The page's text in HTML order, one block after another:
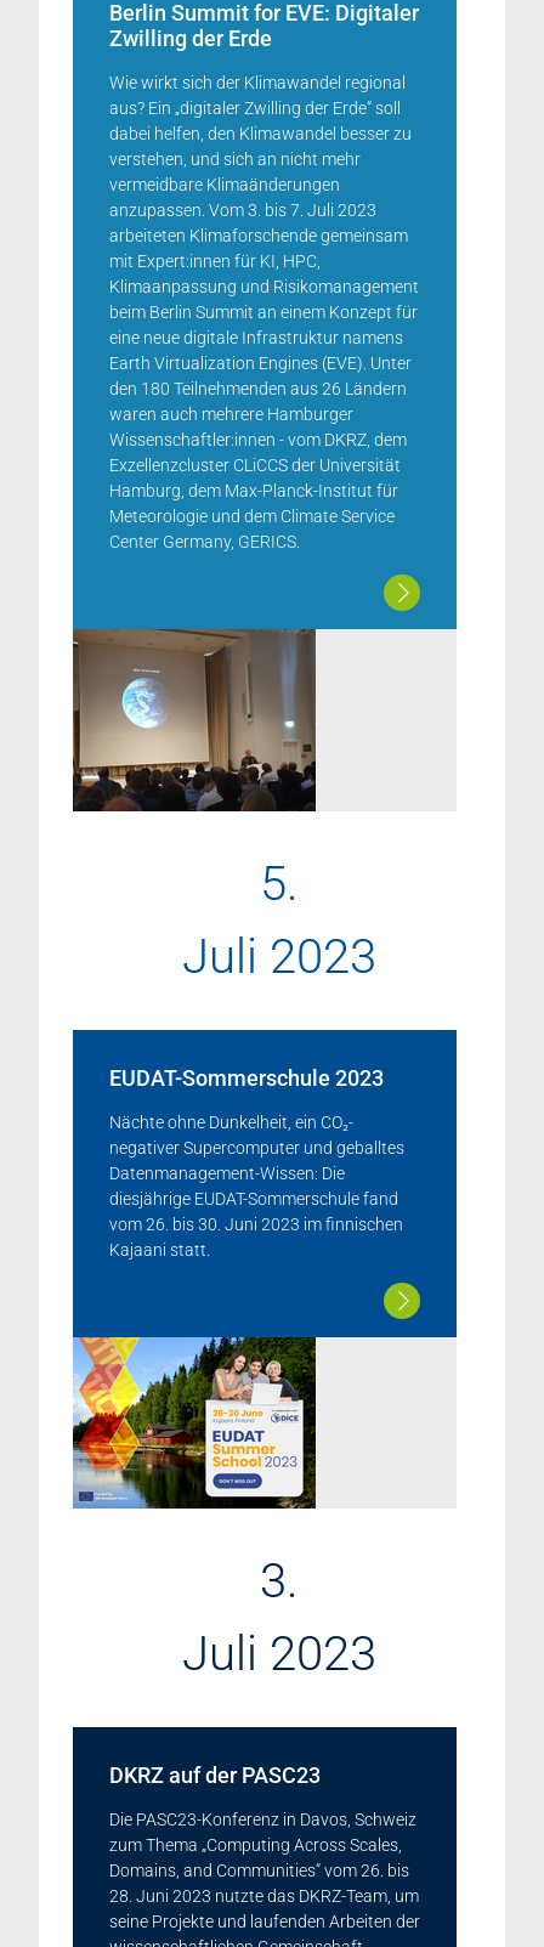
Berlin Summit for EVE: Digitaler
Zwilling der Erde
Wie wirkt sich der Klimawandel regional
aus? Ein „digitaler Zwilling der Erde“ soll
dabei helfen, den Klimawandel besser zu
verstehen, und sich an nicht mehr
vermeidbare Klimaänderungen
anzupassen. Vom 3. bis 7. Juli 2023
arbeiteten Klimaforschende gemeinsam
mit Expert:innen für KI, HPC,
Klimaanpassung und Risikomanagement
beim Berlin Summit an einem Konzept für
eine neue digitale Infrastruktur namens
Earth Virtualization Engines (EVE). Unter
den 180 Teilnehmenden aus 26 Ländern
waren auch mehrere Hamburger
Wissenschaftler:innen - vom DKRZ, dem
Exzellenzcluster CLiCCS der Universität
Hamburg, dem Max-Planck-Institut für
Meteorologie und dem Climate Service
Center Germany, GERICS.
5.
Juli 2023
EUDAT-Sommerschule 2023
Nächte ohne Dunkelheit, ein CO₂-
negativer Supercomputer und geballtes
Datenmanagement-Wissen: Die
diesjährige EUDAT-Sommerschule fand
vom 26. bis 30. Juni 2023 im finnischen
Kajaani statt.
3.
Juli 2023
DKRZ auf der PASC23
Die PASC23-Konferenz in Davos, Schweiz
zum Thema „Computing Across Scales,
Domains, and Communities“ vom 26. bis
28. Juni 2023 nutzte das DKRZ-Team, um
seine Projekte und laufenden Arbeiten der